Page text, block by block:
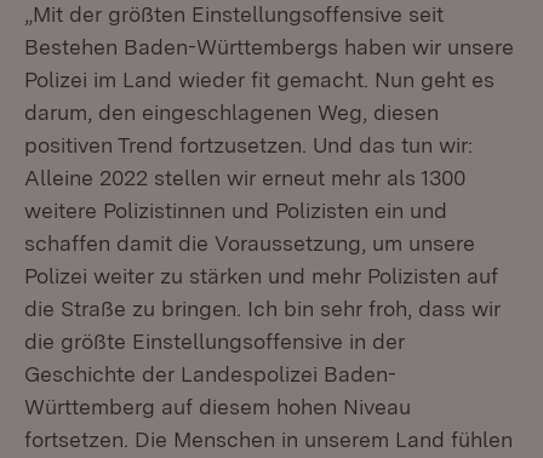
„Mit der größten Einstellungsoffensive seit
Bestehen Baden-Württembergs haben wir unsere
Polizei im Land wieder fit gemacht. Nun geht es
darum, den eingeschlagenen Weg, diesen
positiven Trend fortzusetzen. Und das tun wir:
Alleine 2022 stellen wir erneut mehr als 1300
weitere Polizistinnen und Polizisten ein und
schaffen damit die Voraussetzung, um unsere
Polizei weiter zu stärken und mehr Polizisten auf
die Straße zu bringen. Ich bin sehr froh, dass wir
die größte Einstellungsoffensive in der
Geschichte der Landespolizei Baden-
Württemberg auf diesem hohen Niveau
fortsetzen. Die Menschen in unserem Land fühlen